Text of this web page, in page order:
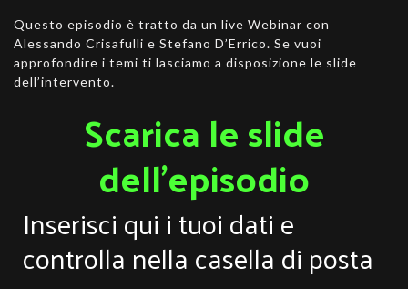
Questo episodio è tratto da un live Webinar con
Alessando Crisafulli e Stefano D’Errico. Se vuoi
approfondire i temi ti lasciamo a disposizione le slide
dell’intervento.
Scarica le slide
dell'episodio
Inserisci qui i tuoi dati e
controlla nella casella di posta